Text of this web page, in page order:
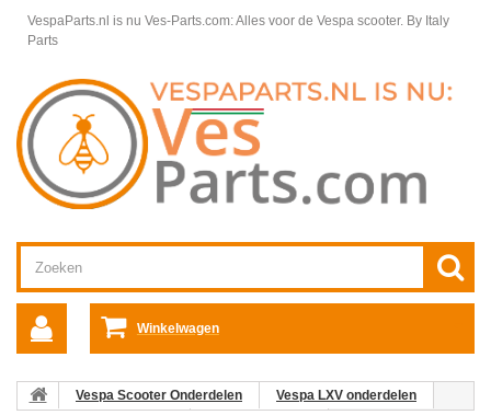
VespaParts.nl is nu Ves-Parts.com: Alles voor de Vespa scooter. By Italy
Parts
Winkelwagen
Vespa Scooter Onderdelen
Vespa LXV onderdelen